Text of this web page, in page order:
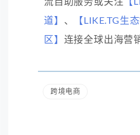
流自助服务或关注 【
道】 、
【LIKE.TG生
区】 连接全球出海营
跨境电商